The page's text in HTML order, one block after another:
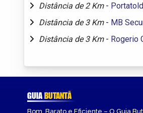
Distância de 2 Km -
Distância de 3 Km - MB
Distância de 3 Km - Rogerio
GUIABUTANTÃ
Bom, Barato e Eficiente – O Guia